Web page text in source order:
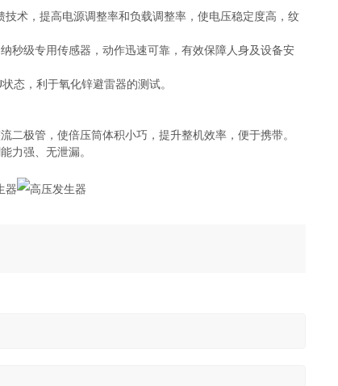
术，提高电源调整率和负载调整率，使电压稳定度高，纹
秒级专用传感器，动作迅速可靠，有效保障人身及设备安
态，利于氧化锌避雷器的测试。
极管，使倍压筒体积小巧，提升整机效率，便于携带。
力强、无泄漏。